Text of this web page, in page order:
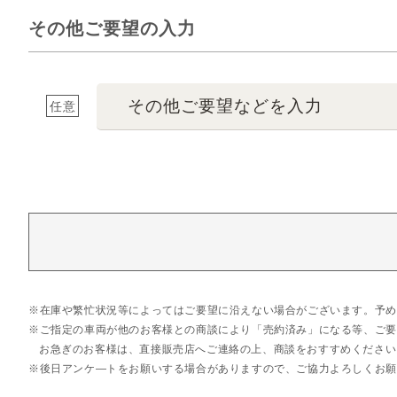
その他ご要望の入力
任意 その他ご要望などを入力
在庫や繁忙状況等によってはご要望に沿えない場合がございます。予
ご指定の車両が他のお客様との商談により「売約済み」になる等、ご
お急ぎのお客様は、直接販売店へご連絡の上、商談をおすすめくださ
後日アンケ―トをお願いする場合がありますので、ご協力よろしくお